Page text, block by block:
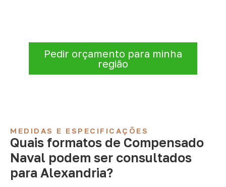
Pedir orçamento para minha
região
MEDIDAS E ESPECIFICAÇÕES
Quais formatos de Compensado
Naval podem ser consultados
para Alexandria?